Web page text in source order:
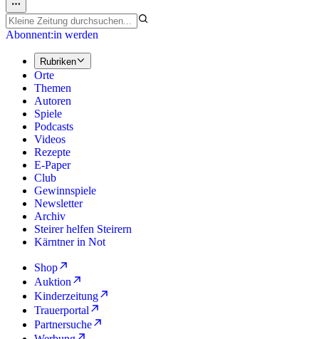
Abonnent:in werden
Rubriken
Orte
Themen
Autoren
Spiele
Podcasts
Videos
Rezepte
E-Paper
Club
Gewinnspiele
Newsletter
Archiv
Steirer helfen Steirern
Kärntner in Not
Shop
Auktion
Kinderzeitung
Trauerportal
Partnersuche